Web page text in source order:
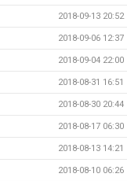
2018-09-13 20:52
2018-09-06 12:37
2018-09-04 22:00
2018-08-31 16:51
2018-08-30 20:44
2018-08-17 06:30
2018-08-13 14:21
2018-08-10 06:26